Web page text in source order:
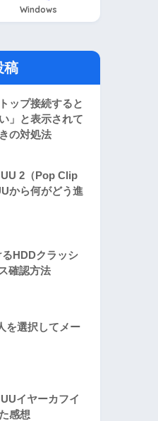
Windows
稿
ップ接続すると
」と表示されて
の対処法
2（Pop Clip
から何がどう進
HDDクラッシ
確認方法
を選択してメー
イヤーカフイ
感想